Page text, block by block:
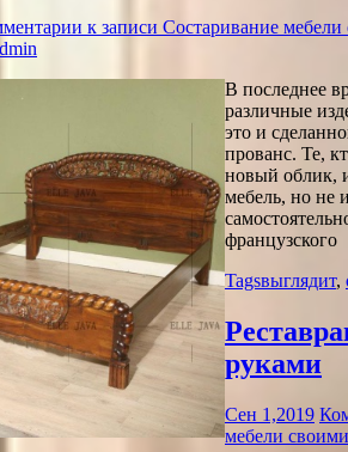
к записи Состаривание
В последнее
различные
это и
прованс. Те,
новый облик,
мебель, но не
французского
Tagsвыглядит,
руками
Сен 1,2019
мебели